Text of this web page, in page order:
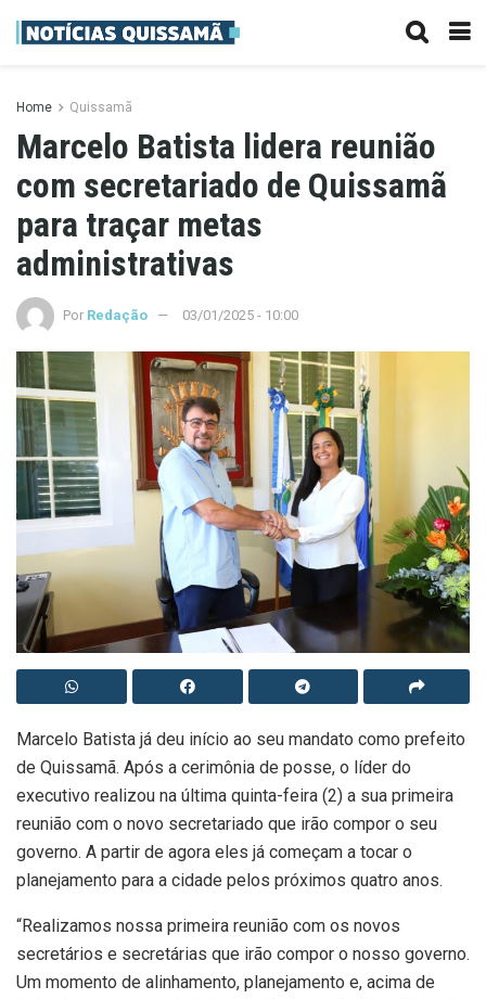
Home Quissamã
Marcelo Batista lidera reunião
com secretariado de Quissamã
para traçar metas
administrativas
Por Redação 03/01/2025 - 10:00
Marcelo Batista já deu início ao seu mandato como prefeito
de Quissamã. Após a cerimônia de posse, o líder do
executivo realizou na última quinta-feira (2) a sua primeira
reunião com o novo secretariado que irão compor o seu
governo. A partir de agora eles já começam a tocar o
planejamento para a cidade pelos próximos quatro anos.
“Realizamos nossa primeira reunião com os novos
secretários e secretárias que irão compor o nosso governo.
Um momento de alinhamento, planejamento e, acima de